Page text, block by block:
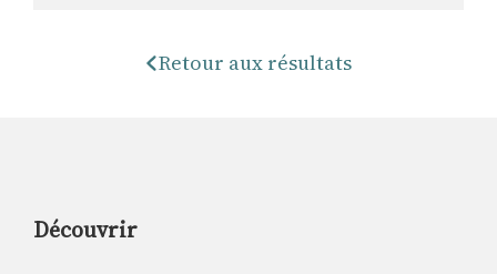
Retour aux résultats
Découvrir